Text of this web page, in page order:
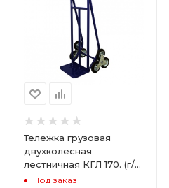
Тележка грузовая
двухколесная
лестничная КГЛ 170. (г/п
170 кг), без колёс
Под заказ